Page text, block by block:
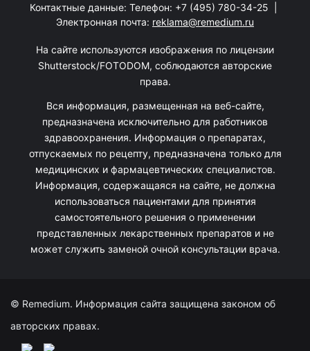
Контактные данные: Телефон: +7 (495) 780-34-25
Электронная почта: reklama@remedium.ru
На сайте используются изображения по лицензии
Shutterstock/FOTODOM, соблюдаются авторские
права.
Вся информация, размещенная на веб-сайте,
предназначена исключительно для работников
здравоохранения. Информация о препаратах,
отпускаемых по рецепту, предназначена только для
медицинских и фармацевтических специалистов.
Информация, содержащаяся на сайте, не должна
использоваться пациентами для принятия
самостоятельного решения о применении
представленных лекарственных препаратов и не
может служить заменой очной консультации врача.
© Remedium. Информация сайта защищена законом об
авторских правах.